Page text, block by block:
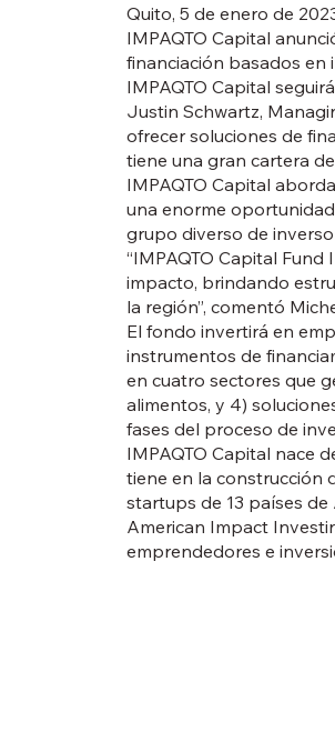
Quito, 5 de enero de
IMPAQTO Capital
financiación basados en
IMPAQTO Capital
Justin Schwartz,
ofrecer soluciones de
tiene una gran cartera
IMPAQTO Capital
una enorme
grupo diverso de
“IMPAQTO Capital
impacto, brindando
la región”, comentó
El fondo invertirá en
instrumentos de
en cuatro sectores que
alimentos, y 4)
fases del proceso de
IMPAQTO Capital nace
tiene en la construcción
startups de 13 países
American Impact
emprendedores e